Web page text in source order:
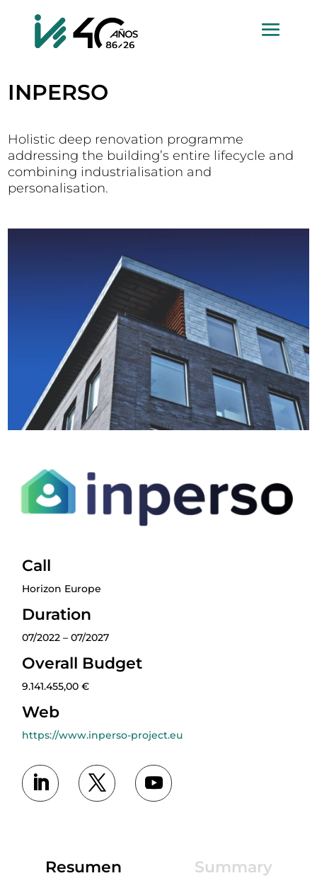
INPERSO
Holistic deep renovation programme
addressing the building’s entire lifecycle and
combining industrialisation and
personalisation.
Call
Horizon Europe
Duration
07/2022 – 07/2027
Overall Budget
9.141.455,00 €
Web
https://www.inperso-project.eu
Resumen Summary